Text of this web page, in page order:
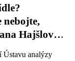
nebojte,
Hajšlová
Ústavu analýzy